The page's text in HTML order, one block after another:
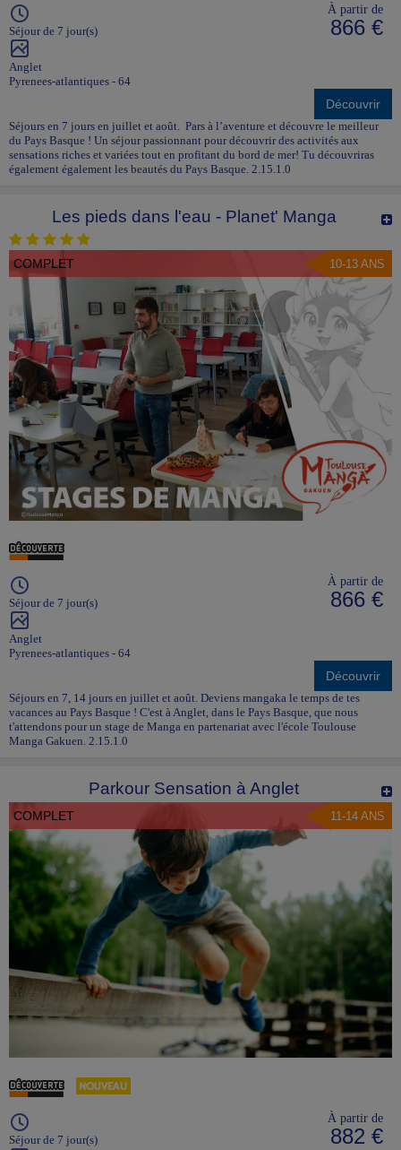
Séjour de 7 jour(s)
Anglet
Pyrenees-atlantiques - 64
À partir de
866 €
Découvrir
Séjours en 7 jours en juillet et août. Pars à l’aventure et découvre le meilleur
du Pays Basque ! Un séjour passionnant pour découvrir des activités aux
sensations riches et variées tout en profitant du bord de mer! Tu découvriras
également également les beautés du Pays Basque. 2.15.1.0
Les pieds dans l'eau - Planet' Manga
COMPLET 10-13 ANS
Séjour de 7 jour(s)
Anglet
Pyrenees-atlantiques - 64
À partir de
866 €
Découvrir
Séjours en 7, 14 jours en juillet et août. Deviens mangaka le temps de tes
vacances au Pays Basque ! C'est à Anglet, dans le Pays Basque, que nous
t'attendons pour un stage de Manga en partenariat avec l'école Toulouse
Manga Gakuen. 2.15.1.0
Parkour Sensation à Anglet
COMPLET 11-14 ANS
Séjour de 7 jour(s)
À partir de
882 €